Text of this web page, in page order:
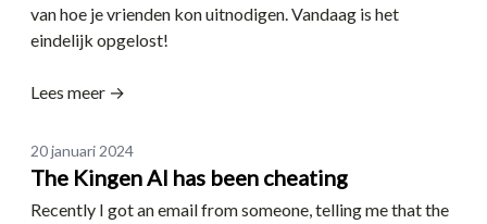
van hoe je vrienden kon uitnodigen. Vandaag is het
eindelijk opgelost!
Lees meer →
Date
20 januari 2024
The Kingen AI has been cheating
Recently I got an email from someone, telling me that the